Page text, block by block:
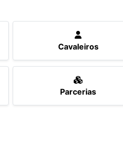
Cavaleiros
Parcerias